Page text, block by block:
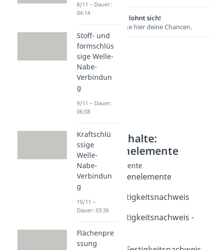
Lernen lohnt sich!
Entdecke hier deine Chancen.
Weitere Inhalte:
Maschinenelemente
Maschinenelemente
Intro Maschinenelemente
Dauer: 01:20
Statischer Festigkeitsnachweis
Dauer: 05:41
Statischer Festigkeitsnachweis -
Übung
Dauer: 03:14
8/11 – Dauer:
04:14
Stoff- und
formschlüs
sige Welle-
Nabe-
Verbindun
g
9/11 – Dauer:
06:08
Kraftschlü
ssige
Welle-
Nabe-
Verbindun
g
10/11 –
Dauer: 03:36
Flächenpre
ssung